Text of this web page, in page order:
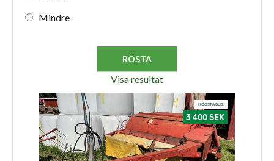
Mindre
Visa resultat